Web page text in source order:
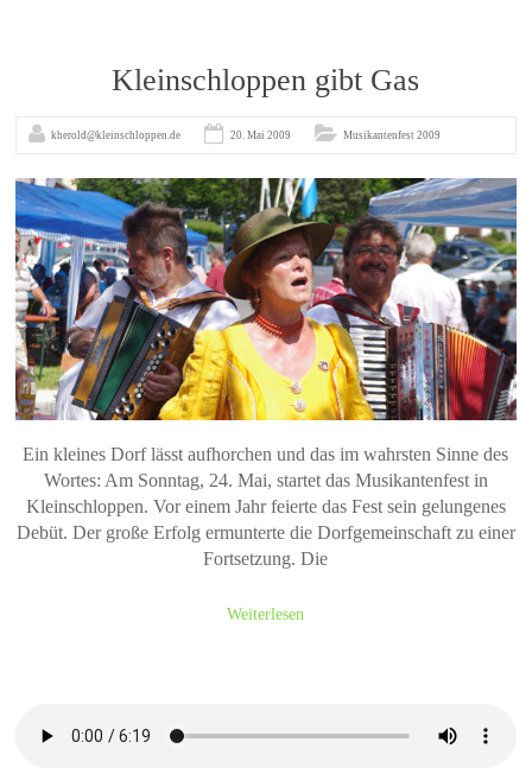
Kleinschloppen gibt Gas
kherold@kleinschloppen.de 20. Mai 2009 Musikantenfest 2009
Ein kleines Dorf lässt aufhorchen und das im wahrsten Sinne des
Wortes: Am Sonntag, 24. Mai, startet das Musikantenfest in
Kleinschloppen. Vor einem Jahr feierte das Fest sein gelungenes
Debüt. Der große Erfolg ermunterte die Dorfgemeinschaft zu einer
Fortsetzung. Die
Weiterlesen